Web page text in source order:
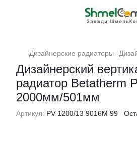
Дизайнерские радиаторы
Дизайнерский
радиатор Betatherm
2000мм/501мм
Артикул: PV 1200/13 9016M 99